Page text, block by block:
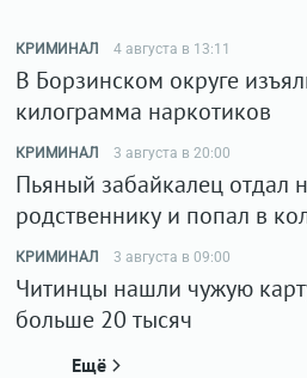
КРИМИНАЛ 4 августа в 13:11
В Борзинском округе
килограмма наркотиков
КРИМИНАЛ 3 августа в 20:00
Пьяный забайкалец отдал
родственнику и попал в
КРИМИНАЛ 3 августа в 09:00
Читинцы нашли чужую
больше 20 тысяч
Ещё